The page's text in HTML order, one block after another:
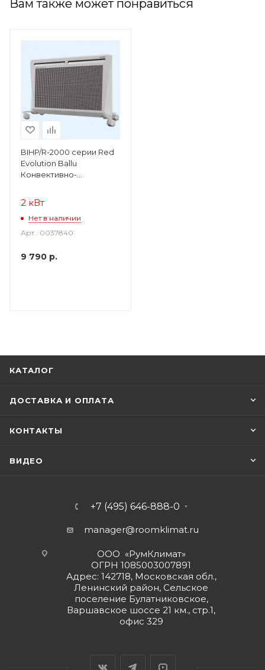
Вам также может понравиться
BIHP/R-2000 серии Red
Evolution Ballu
Конвективно-
2 кВт
Нет в наличии
Арт.: 0037840
9 790 р.
КАТАЛОГ
ДОСТАВКА И ОПЛАТА
КОНТАКТЫ
ВИДЕО
+7 (495) 646-888-0
manager@roomklimat.ru
ООО «РумКлимат»
ОГРН 1085003007891
Адрес: 142718, Московская обл.,
Ленинский район, Сельское
поселение Булатниковское,
Варшавское шоссе 21 км., стр.1,
офис 329